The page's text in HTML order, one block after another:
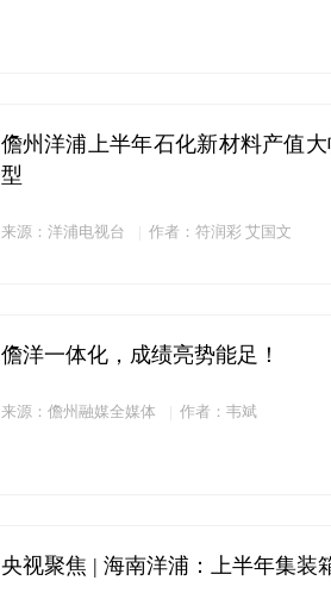
儋州洋浦上半年石化新材料产值
型
来源：洋浦电视台 作者：符润彩 艾国文
儋洋一体化，成绩亮势能足！
来源：儋州融媒全媒体 作者：韦斌
央视聚焦 | 海南洋浦：上半年集装